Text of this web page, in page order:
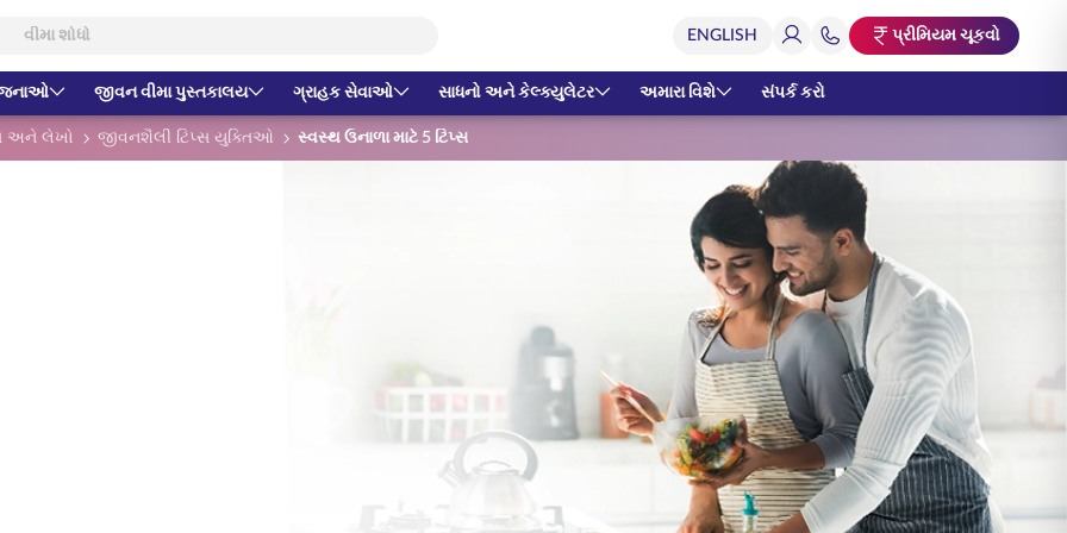
પ્રીમિયમ ચૂકવો
જીવન વીમા પુસ્તકાલય ગ્રાહક સેવાઓ સાધનો અને કેલ્ક્યુલેટર અમારા વિશે સંપર્ક કરો
અને લેખો જીવનશૈલી ટિપ્સ યુક્તિઓ સ્વસ્થ ઉનાળા માટે 5 ટિપ્સ